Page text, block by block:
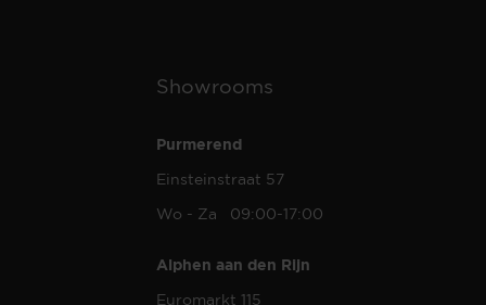
Showrooms
Purmerend
Einsteinstraat 57
Wo - Za 09:00-17:00
Alphen aan den Rijn
Euromarkt 115